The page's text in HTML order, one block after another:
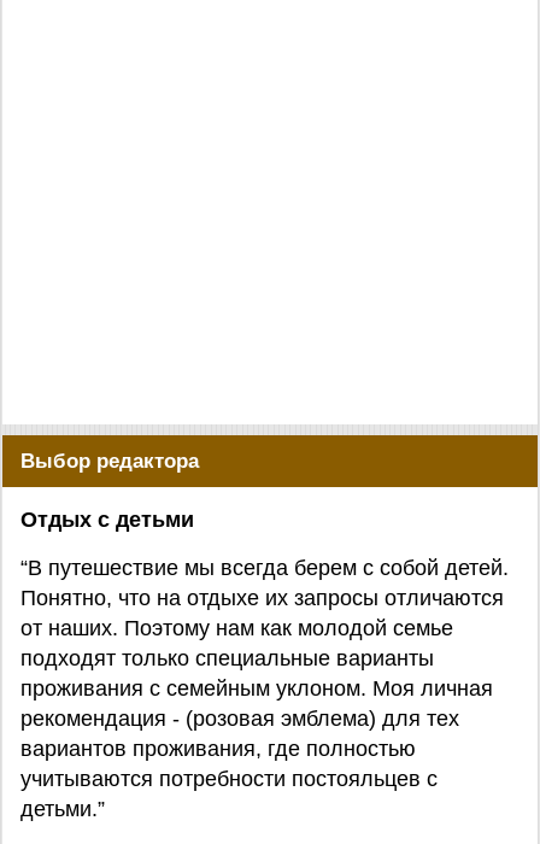
Выбор редактора
Отдых с детьми
“В путешествие мы всегда берем с собой детей.
Понятно, что на отдыхе их запросы отличаются
от наших. Поэтому нам как молодой семье
подходят только специальные варианты
проживания с семейным уклоном. Моя личная
рекомендация - (розовая эмблема) для тех
вариантов проживания, где полностью
учитываются потребности постояльцев с
детьми.”